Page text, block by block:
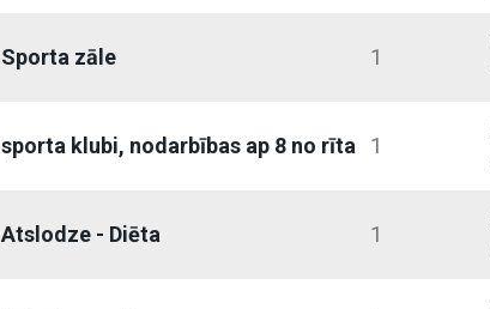
Sporta zāle 1
sporta klubi, nodarbības ap 8 no rīta 1
Atslodze - Diēta 1